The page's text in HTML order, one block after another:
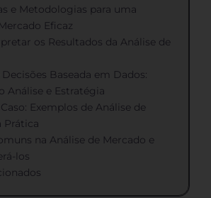
e Metodologias para uma
Eficaz
os Resultados da Análise de
Baseada em Dados:
Análise e Estratégia
Exemplos de Análise de
Prática
na Análise de Mercado e
los